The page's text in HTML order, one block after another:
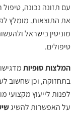
עם תזונה נכונה,
את התוצאות. מומלץ
מוניטין בישראל
טיפולים.
המלצות סופיות
בתחזוקה, וכן שחשוב
לפנות לייעוץ
על האפשרות להשיג